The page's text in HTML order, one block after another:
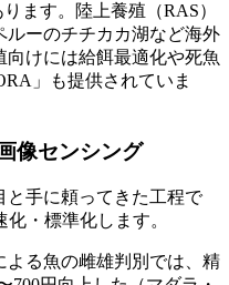
ます。陸上養殖（RAS）
ルーのチチカカ湖など海外
けには給餌最適化や死魚
」も提供されていま
像センシング
と手に頼ってきた工程で
・標準化します。
る魚の雌雄判別では、精